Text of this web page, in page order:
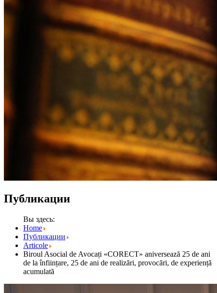
Публикации
Вы здесь:
Home
Публикации
Articole
Biroul Asocial de Avocați «CORECT» aniversează 25 de ani
de la înființare, 25 de ani de realizări, provocări, de experiență
acumulată